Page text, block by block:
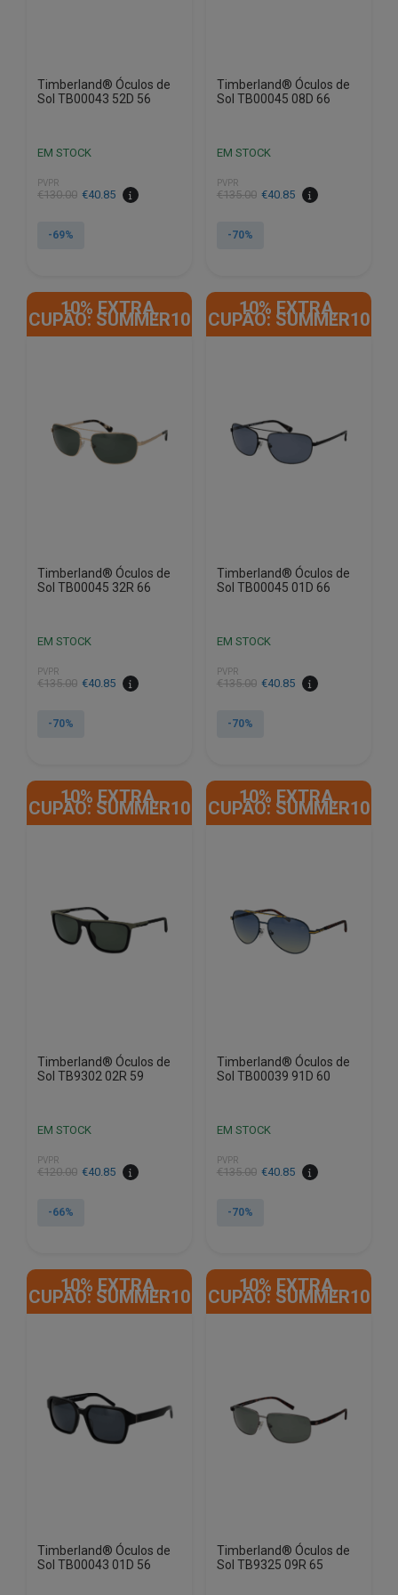
Timberland® Óculos de
Sol TB00043 52D 56
EM STOCK
PVPR
€130.00
O
original
€40.85
O
atual
-69%
Timberland® Óculos de
Sol TB00045 08D 66
EM STOCK
PVPR
€135.00
O
original
€40.85
O
atual
-70%
10% EXTRA,
CUPÃO: SUMMER10
Timberland® Óculos de
Sol TB00045 32R 66
EM STOCK
PVPR
€135.00
O
original
€40.85
O
atual
-70%
10% EXTRA,
CUPÃO: SUMMER10
Timberland® Óculos de
Sol TB00045 01D 66
EM STOCK
PVPR
€135.00
O
original
€40.85
O
atual
-70%
10% EXTRA,
CUPÃO: SUMMER10
Timberland® Óculos de
Sol TB9302 02R 59
EM STOCK
PVPR
€120.00
O
original
€40.85
O
atual
-66%
10% EXTRA,
CUPÃO: SUMMER10
Timberland® Óculos de
Sol TB00039 91D 60
EM STOCK
PVPR
€135.00
O
original
€40.85
O
atual
-70%
10% EXTRA,
CUPÃO: SUMMER10
Timberland® Óculos de
Sol TB00043 01D 56
10% EXTRA,
CUPÃO: SUMMER10
Timberland® Óculos de
Sol TB9325 09R 65